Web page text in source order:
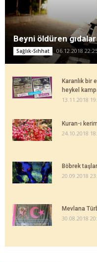
Beyni öldüren gıdalar
Sağlık-Sıhhat 06.12.2018
Karanlık bir
heykel
13.11.2018
Kuran-ı
24.10.2018
Böbrek
20.09.2018
Mevlana
30.08.2018